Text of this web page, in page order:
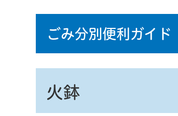
ごみ分別便利ガイド
火鉢